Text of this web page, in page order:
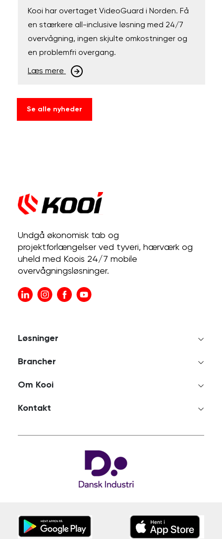
Kooi har overtaget VideoGuard i Norden. Få
en stærkere all-inclusive løsning med 24/7
overvågning, ingen skjulte omkostninger og
en problemfri overgang.
Læs mere
Se alle nyheder
Undgå økonomisk tab og
projektforlængelser ved tyveri, hærværk og
uheld med Koois 24/7 mobile
overvågningsløsninger.
Løsninger
Brancher
Om Kooi
Kontakt